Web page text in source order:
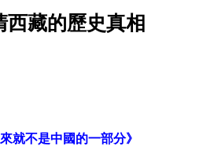
藏的歷史真相
不是中國的一部分》